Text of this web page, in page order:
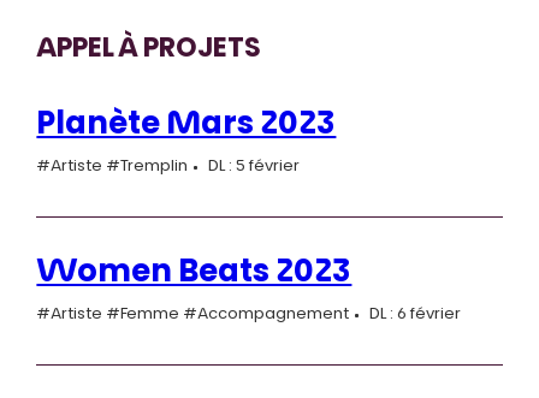
APPEL À PROJETS
Planète Mars 2023
#Artiste #Tremplin DL : 5 février
Women Beats 2023
#Artiste #Femme #Accompagnement DL : 6 février